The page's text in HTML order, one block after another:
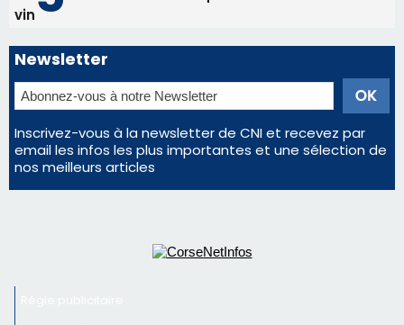
Satine Nomary est la nouvelle Miss Corse 2026
Éclipse du 12 août : la Corse aux premières loges
d'un spectacle qui ne reviendra pas avant 2081
Bastia – Le festival Porto Latino évacué en urgence
avant le concert de Mosimann
En Corse, un début de saison marqué par une
consommation en recul dans les restaurants